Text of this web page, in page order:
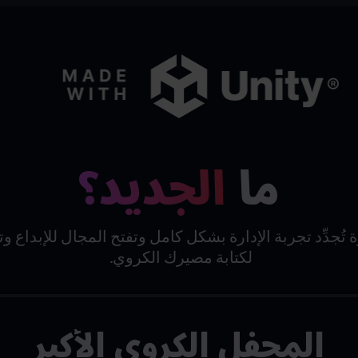
ماالجديد؟
تجربة الإدارة بشكل كامل وتفتح المجال للإبداع
لكتابة مصيرك الكروي.